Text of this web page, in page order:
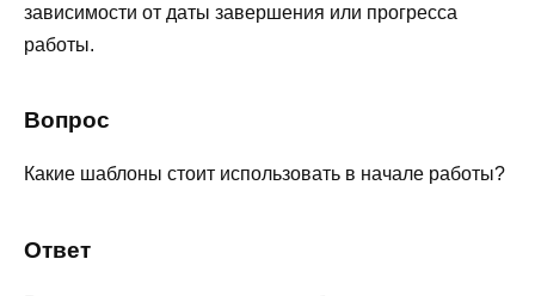
зависимости от даты завершения или прогресса
работы.
Вопрос
Какие шаблоны стоит использовать в начале работы?
Ответ